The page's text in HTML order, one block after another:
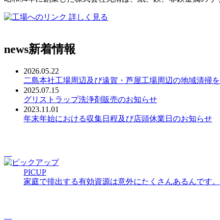
詳しく見る
news新着情報
2026.05.22
二島本社工場周辺及び遠賀・芦屋工場周辺の地域清掃を
2025.07.15
グリストラップ洗浄剤販売のお知らせ
2023.11.01
年末年始における収集日程及び店頭休業日のお知らせ
PICUP
家庭で排出する有効資源は意外にたくさんあるんです。